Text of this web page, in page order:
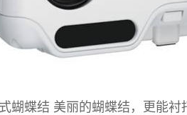
蝴蝶结 美丽的蝴蝶结，更能